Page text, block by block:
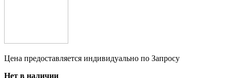
Цена предоставляется индивидуально по Запросу
Нет в наличии